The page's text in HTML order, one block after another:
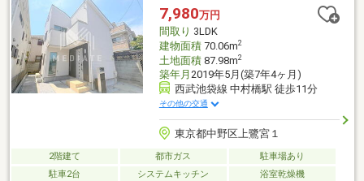
7,980万円
間取り 3LDK
建物面積70.06m2
土地面積87.98m2
築年月 2019年5月(築7年4ヶ月)
西武池袋線 中村橋駅 徒歩11分
その他の交通
東京都中野区上鷺宮１
2階建て 都市ガス
駐車場あり
駐車2台
システムキッチン 浴室乾燥機